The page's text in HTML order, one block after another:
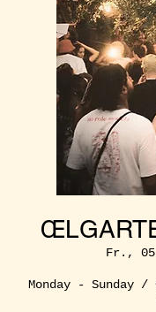
Fr.,
Monday - Sunday